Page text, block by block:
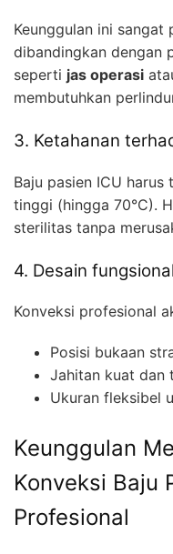
Keunggulan ini
dibandingkan dengan
seperti jas operasi
membutuhkan
3. Ketahanan
Baju pasien ICU harus
tinggi (hingga 70°C).
sterilitas tanpa
4. Desain
Konveksi profesional
Posisi bukaan
Jahitan kuat dan
Ukuran fleksibel
Keunggulan
Konveksi Baju
Profesional